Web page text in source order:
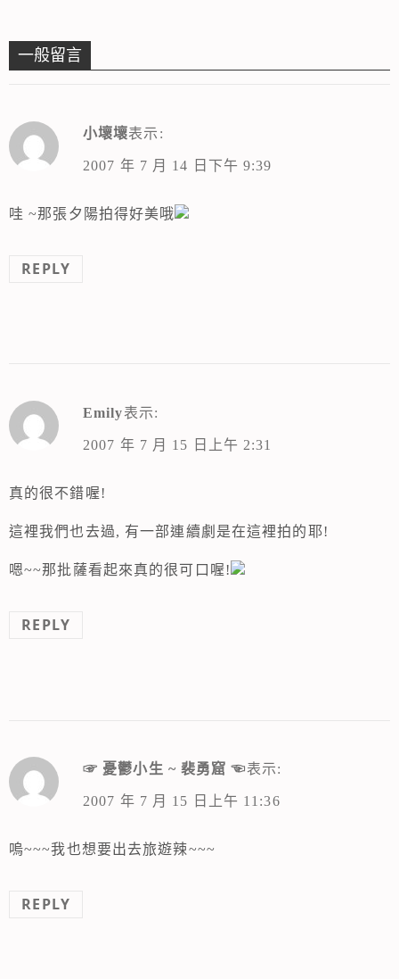
一般留言
小壞壞表示:
2007 年 7 月 14 日下午 9:39
哇 ~那張夕陽拍得好美哦
REPLY
Emily表示:
2007 年 7 月 15 日上午 2:31
真的很不錯喔!
這裡我們也去過, 有一部連續劇是在這裡拍的耶!
嗯~~那批薩看起來真的很可口喔!
REPLY
☞ 憂鬱小生 ~ 裴勇窟 ☜表示:
2007 年 7 月 15 日上午 11:36
嗚~~~我也想要出去旅遊辣~~~
REPLY